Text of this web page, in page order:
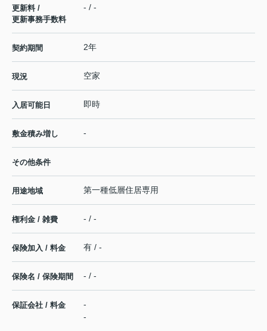
更新料 /
更新事務手数料
- / -
契約期間 2年
現況 空家
入居可能日 即時
敷金積み増し -
その他条件
用途地域 第一種低層住居専用
権利金 / 雑費 - / -
保険加入 / 料金 有 / -
保険名 / 保険期間 - / -
保証会社 / 料金
-
-